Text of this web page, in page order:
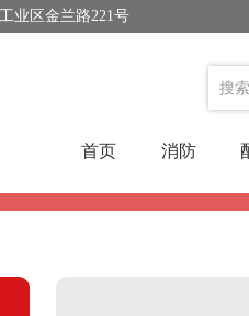
业区金兰路221号
首页 消防
体喷嘴